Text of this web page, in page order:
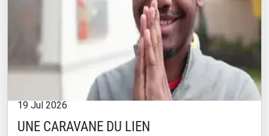
19 Jul 2026
UNE CARAVANE DU LIEN